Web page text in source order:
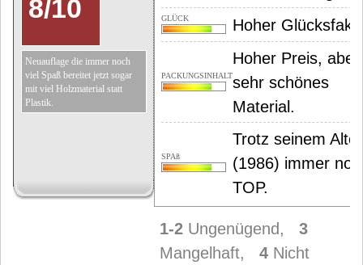
GLÜCK Hoher
PACKUNGSINHALT
Hoher Preis, aber
sehr schönes
Material.
SPAß
Trotz seinem Alter
(1986) immer
TOP.
8/10
Neuauflage die immer noch
viel Spaß bereitet jetzt sogar
mit viel Holzmaterial statt
Plastik.
1-2 Ungenügend, 3
Mangelhaft, 4 Nicht